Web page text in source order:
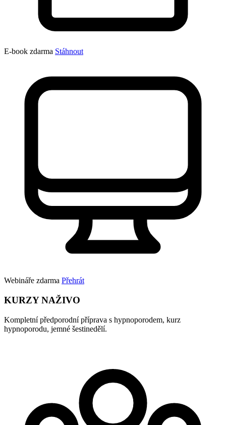
E-book zdarma Stáhnout
Webináře zdarma Přehrát
KURZY NAŽIVO
Kompletní předporodní příprava s hypnoporodem, kurz
hypnoporodu, jemné šestinedělí.